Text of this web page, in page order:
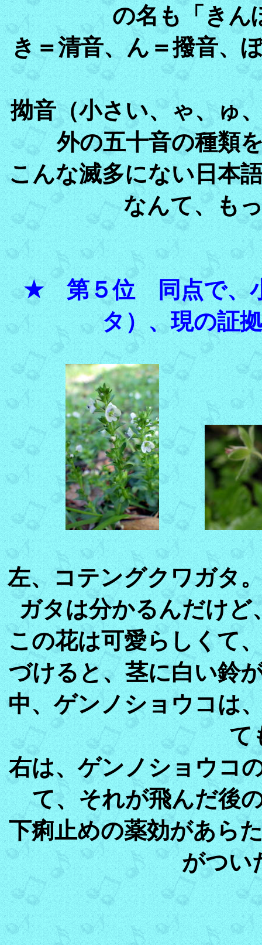
の名も「きん
き＝清音、ん＝撥音、
拗音（小さい、ゃ、ゅ
外の五十音の種類
こんな滅多にない日本
なんて、も
★ 第５位 同点で、小
タ）、現の証
左、コテングクワガタ
ガタは分かるんだけど
この花は可愛らしくて
づけると、茎に白い鈴
中、ゲンノショウコは
て
右は、ゲンノショウコ
て、それが飛んだ後
下痢止めの薬効があら
がつい